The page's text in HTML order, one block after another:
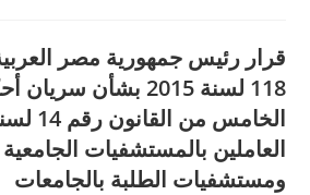
قرار رئيس جمهورية مصر
118 لسنة 2015 بشأن
العاملين بالمستشفيات الجامعية
ومستشفيات الطلبة بالجامعات